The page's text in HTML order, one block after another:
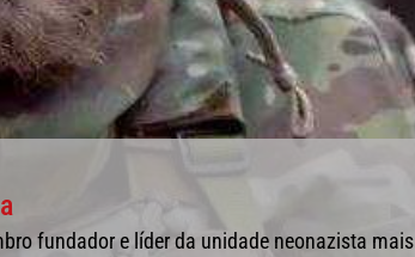
fundador e líder da unidade neonazista mais